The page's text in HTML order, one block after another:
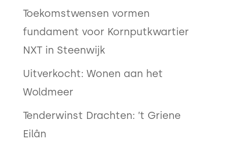
Toekomstwensen vormen
fundament voor Kornputkwartier
NXT in Steenwijk
Uitverkocht: Wonen aan het
Woldmeer
Tenderwinst Drachten: ’t Griene
Eilân